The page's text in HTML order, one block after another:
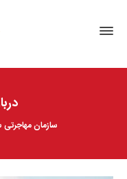
سازمان مهاجرتی